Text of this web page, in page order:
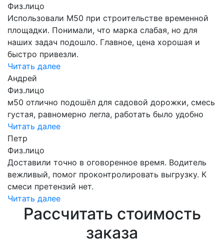
Физ.лицо
Использовали М50 при строительстве временной
площадки. Понимали, что марка слабая, но для
наших задач подошло. Главное, цена хорошая и
быстро привезли.
Читать далее
Андрей
Физ.лицо
м50 отлично подошёл для садовой дорожки, смесь
густая, равномерно легла, работать было удобно
Читать далее
Петр
Физ.лицо
Доставили точно в оговоренное время. Водитель
вежливый, помог проконтролировать выгрузку. К
смеси претензий нет.
Читать далее
Рассчитать стоимость
заказа